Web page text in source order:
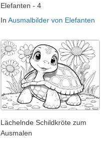
Elefanten - 4
In Ausmalbilder von Elefanten
Lächelnde Schildkröte zum
Ausmalen